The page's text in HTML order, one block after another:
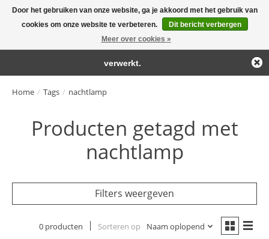
Large selection of products and fast shipping!
Home / Tags / nachtlamp
Producten getagd met
nachtlamp
Filters weergeven
0 producten Sorteren op Naam oplopend
Door het gebruiken van onze website, ga je akkoord met het gebruik van
cookies om onze website te verbeteren.
Dit bericht verbergen
Meer over cookies »
← Keer terug naar de backofficeDeze winkel is in aanbouw.
Eventueel geplaatste orders zullen niet worden gehonoreerd of
verwerkt.